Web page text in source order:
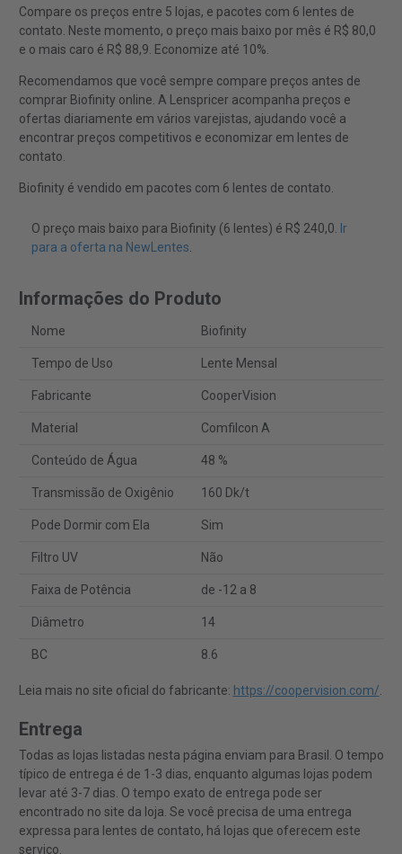
Compare os preços entre 5 lojas, e pacotes com 6 lentes de
contato. Neste momento, o preço mais baixo por mês é R$ 80,0
e o mais caro é R$ 88,9. Economize até 10%.
Recomendamos que você sempre compare preços antes de
comprar Biofinity online. A Lenspricer acompanha preços e
ofertas diariamente em vários varejistas, ajudando você a
encontrar preços competitivos e economizar em lentes de
contato.
Biofinity é vendido em pacotes com 6 lentes de contato.
O preço mais baixo para Biofinity (6 lentes) é R$ 240,0. Ir
para a oferta na NewLentes.
Informações do Produto
Nome Biofinity
Tempo de Uso Lente Mensal
Fabricante CooperVision
Material Comfilcon A
Conteúdo de Água 48 %
Transmissão de Oxigênio 160 Dk/t
Pode Dormir com Ela Sim
Filtro UV Não
Faixa de Potência de -12 a 8
Diâmetro 14
BC 8.6
Leia mais no site oficial do fabricante: https://coopervision.com/.
Entrega
Todas as lojas listadas nesta página enviam para Brasil. O tempo
típico de entrega é de 1-3 dias, enquanto algumas lojas podem
levar até 3-7 dias. O tempo exato de entrega pode ser
encontrado no site da loja. Se você precisa de uma entrega
expressa para lentes de contato, há lojas que oferecem este
serviço.